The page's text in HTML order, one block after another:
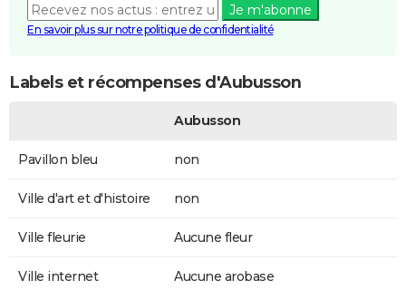
Je m'abonne
En savoir plus sur notre politique de confidentialité
Labels et récompenses d'Aubusson
Aubusson
Pavillon bleu non
Ville d'art et d'histoire non
Ville fleurie Aucune fleur
Ville internet Aucune arobase